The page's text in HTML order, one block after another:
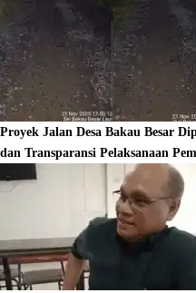
Proyek Jalan Desa Bakau Besar
dan Transparansi Pelaksanaan